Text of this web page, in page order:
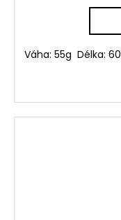
Váha: 55g Délka: